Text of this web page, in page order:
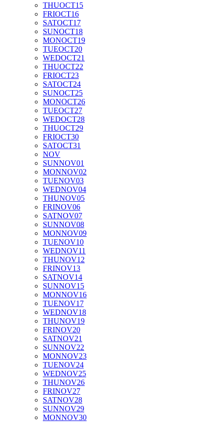
THUOCT15
FRIOCT16
SATOCT17
SUNOCT18
MONOCT19
TUEOCT20
WEDOCT21
THUOCT22
FRIOCT23
SATOCT24
SUNOCT25
MONOCT26
TUEOCT27
WEDOCT28
THUOCT29
FRIOCT30
SATOCT31
NOV
SUNNOV01
MONNOV02
TUENOV03
WEDNOV04
THUNOV05
FRINOV06
SATNOV07
SUNNOV08
MONNOV09
TUENOV10
WEDNOV11
THUNOV12
FRINOV13
SATNOV14
SUNNOV15
MONNOV16
TUENOV17
WEDNOV18
THUNOV19
FRINOV20
SATNOV21
SUNNOV22
MONNOV23
TUENOV24
WEDNOV25
THUNOV26
FRINOV27
SATNOV28
SUNNOV29
MONNOV30